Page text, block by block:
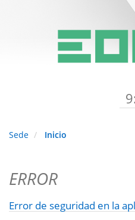
Sede Inicio
ERROR
Error de seguridad en la